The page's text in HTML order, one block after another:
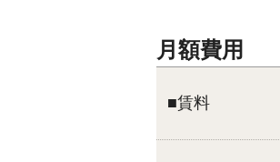
月額費用
■賃料